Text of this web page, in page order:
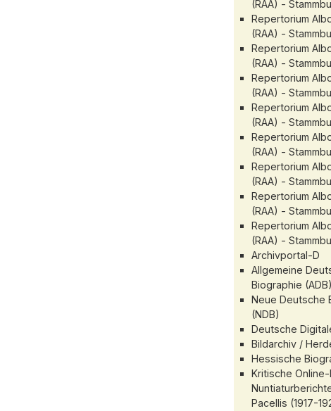
(RAA) -
Repertorium
(RAA) -
Repertorium
(RAA) -
Repertorium
(RAA) -
Repertorium
(RAA) -
Repertorium
(RAA) -
Repertorium
(RAA) -
Repertorium
(RAA) -
Repertorium
(RAA) -
Archivportal-D
Allgemeine
Biographie (ADB)
Neue Deutsche
(NDB)
Deutsche
Bildarchiv /
Hessische
Kritische
Pacellis (1917-